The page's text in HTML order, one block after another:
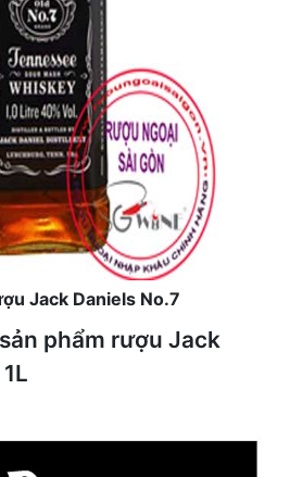
Jack Daniels No.7
phẩm rượu Jack